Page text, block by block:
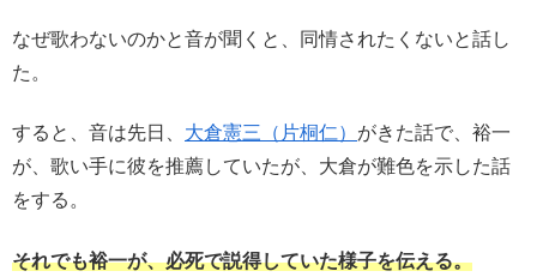
なぜ歌わないのかと音が聞くと、同情されたくないと話し
た。
すると、音は先日、 大倉憲三（片桐仁） がきた話で、裕一
が、歌い手に彼を推薦していたが、大倉が難色を示した話
をする。
それでも裕一が、必死で説得していた様子を伝える。